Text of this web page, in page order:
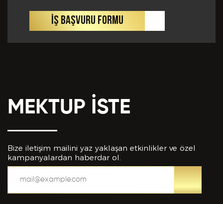
İŞ BAŞVURU FORMU
MEKTUP İSTE
Bize iletişim mailini yaz yaklaşan etkinlikler ve özel
kampanyalardan haberdar ol.